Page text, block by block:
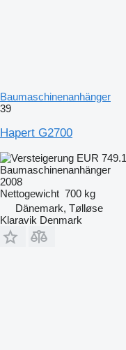
Baumaschinenanhänger
39
Hapert G2700
EUR
Baumaschinenanhänger
2008
Nettogewicht 700 kg
Dänemark, Tølløse
Klaravik Denmark